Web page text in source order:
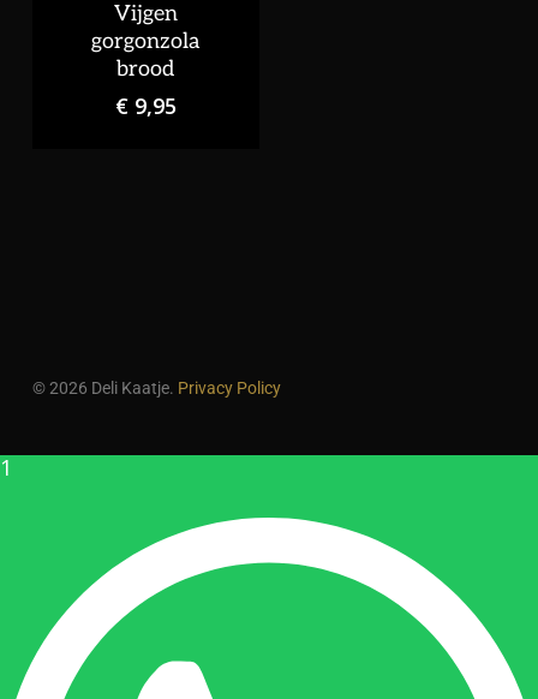
Vijgen
gorgonzola
brood
€9,95
© 2026 Deli Kaatje. Privacy Policy
1